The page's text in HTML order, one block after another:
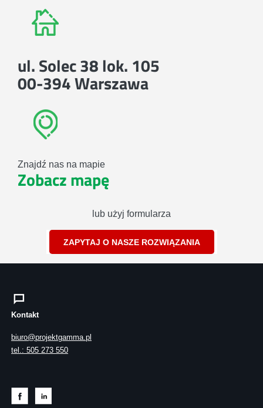
ul. Solec 38 lok. 105
00-394 Warszawa
Znajdź nas na mapie
Zobacz mapę
lub użyj formularza
ZAPYTAJ O NASZE ROZWIĄZANIA
Kontakt
biuro@projektgamma.pl
tel.: 505 273 550